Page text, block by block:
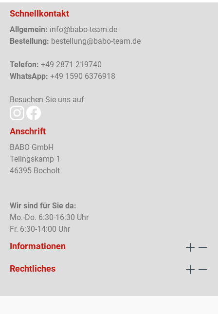
Schnellkontakt
Allgemein: info@babo-team.de
Bestellung: bestellung@babo-team.de
Telefon: +49 2871 219740
WhatsApp: +49 1590 6376918
Besuchen Sie uns auf
Anschrift
BABO GmbH
Telingskamp 1
46395 Bocholt
Wir sind für Sie da:
Mo.-Do. 6:30-16:30 Uhr
Fr. 6:30-14:00 Uhr
Informationen
Rechtliches